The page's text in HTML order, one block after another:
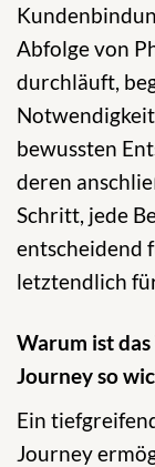
Abfolge von
durchläuft,
bewussten
deren
Schritt, jede
entscheidend
letztendlich
Warum ist
Journey so
Ein
Journey